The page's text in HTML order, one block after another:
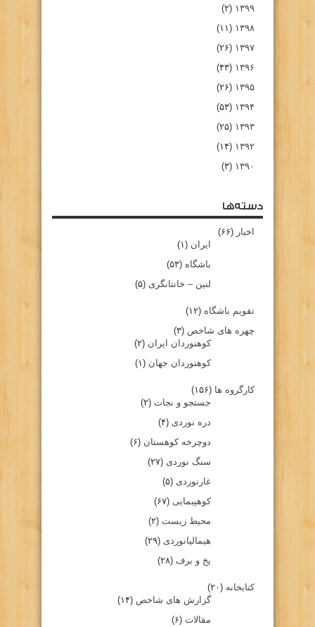
۱۳۹۹ (۲)
۱۳۹۸ (۱۱)
۱۳۹۷ (۲۶)
۱۳۹۶ (۴۳)
۱۳۹۵ (۲۶)
۱۳۹۴ (۵۳)
۱۳۹۳ (۲۵)
۱۳۹۲ (۱۴)
۱۳۹۰ (۳)
دسته‌ها
اخبار (۶۶)
ایران (۱)
باشگاه (۵۳)
لنین – خانتانگری (۵)
تقویم باشگاه (۱۲)
چهره های شاخص (۳)
کوهنوردان ایران (۲)
کوهنوردان جهان (۱)
کارگروه ها (۱۵۶)
جستجو و نجات (۲)
دره نوردی (۴)
دوچرخه کوهستان (۶)
سنگ نوردی (۲۷)
غارنوردی (۵)
کوهپیمایی (۶۷)
محیط زیست (۲)
هیمالیانوردی (۲۹)
یخ و برف (۲۸)
کتابخانه (۲۰)
گزارش های شاخص (۱۴)
مقالات (۶)